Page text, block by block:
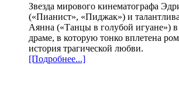
Звезда мирового кинематографа
(«Пианист», «Пиджак») и
Аянна («Танцы в голубой игуане»)
драме, в которую тонко вплетена
история трагической любви.
[Подробнее...]